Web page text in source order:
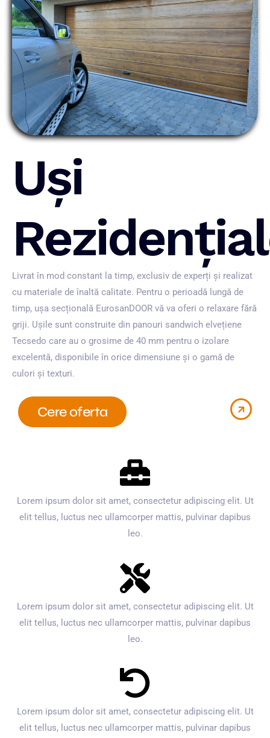
Uși
Livrat în mod constant la timp, exclusiv de experți și realizat
cu materiale de înaltă calitate. Pentru o perioadă lungă de
timp, ușa secțională EurosanDOOR vă va oferi o relaxare fără
griji. Ușile sunt construite din panouri sandwich elvețiene
Tecsedo care au o grosime de 40 mm pentru o izolare
excelentă, disponibile în orice dimensiune și o gamă de
culori și texturi.
Cere oferta
Lorem ipsum dolor sit amet, consectetur adipiscing elit. Ut
elit tellus, luctus nec ullamcorper mattis, pulvinar dapibus
leo.
Lorem ipsum dolor sit amet, consectetur adipiscing elit. Ut
elit tellus, luctus nec ullamcorper mattis, pulvinar dapibus
leo.
Lorem ipsum dolor sit amet, consectetur adipiscing elit. Ut
elit tellus, luctus nec ullamcorper mattis, pulvinar dapibus